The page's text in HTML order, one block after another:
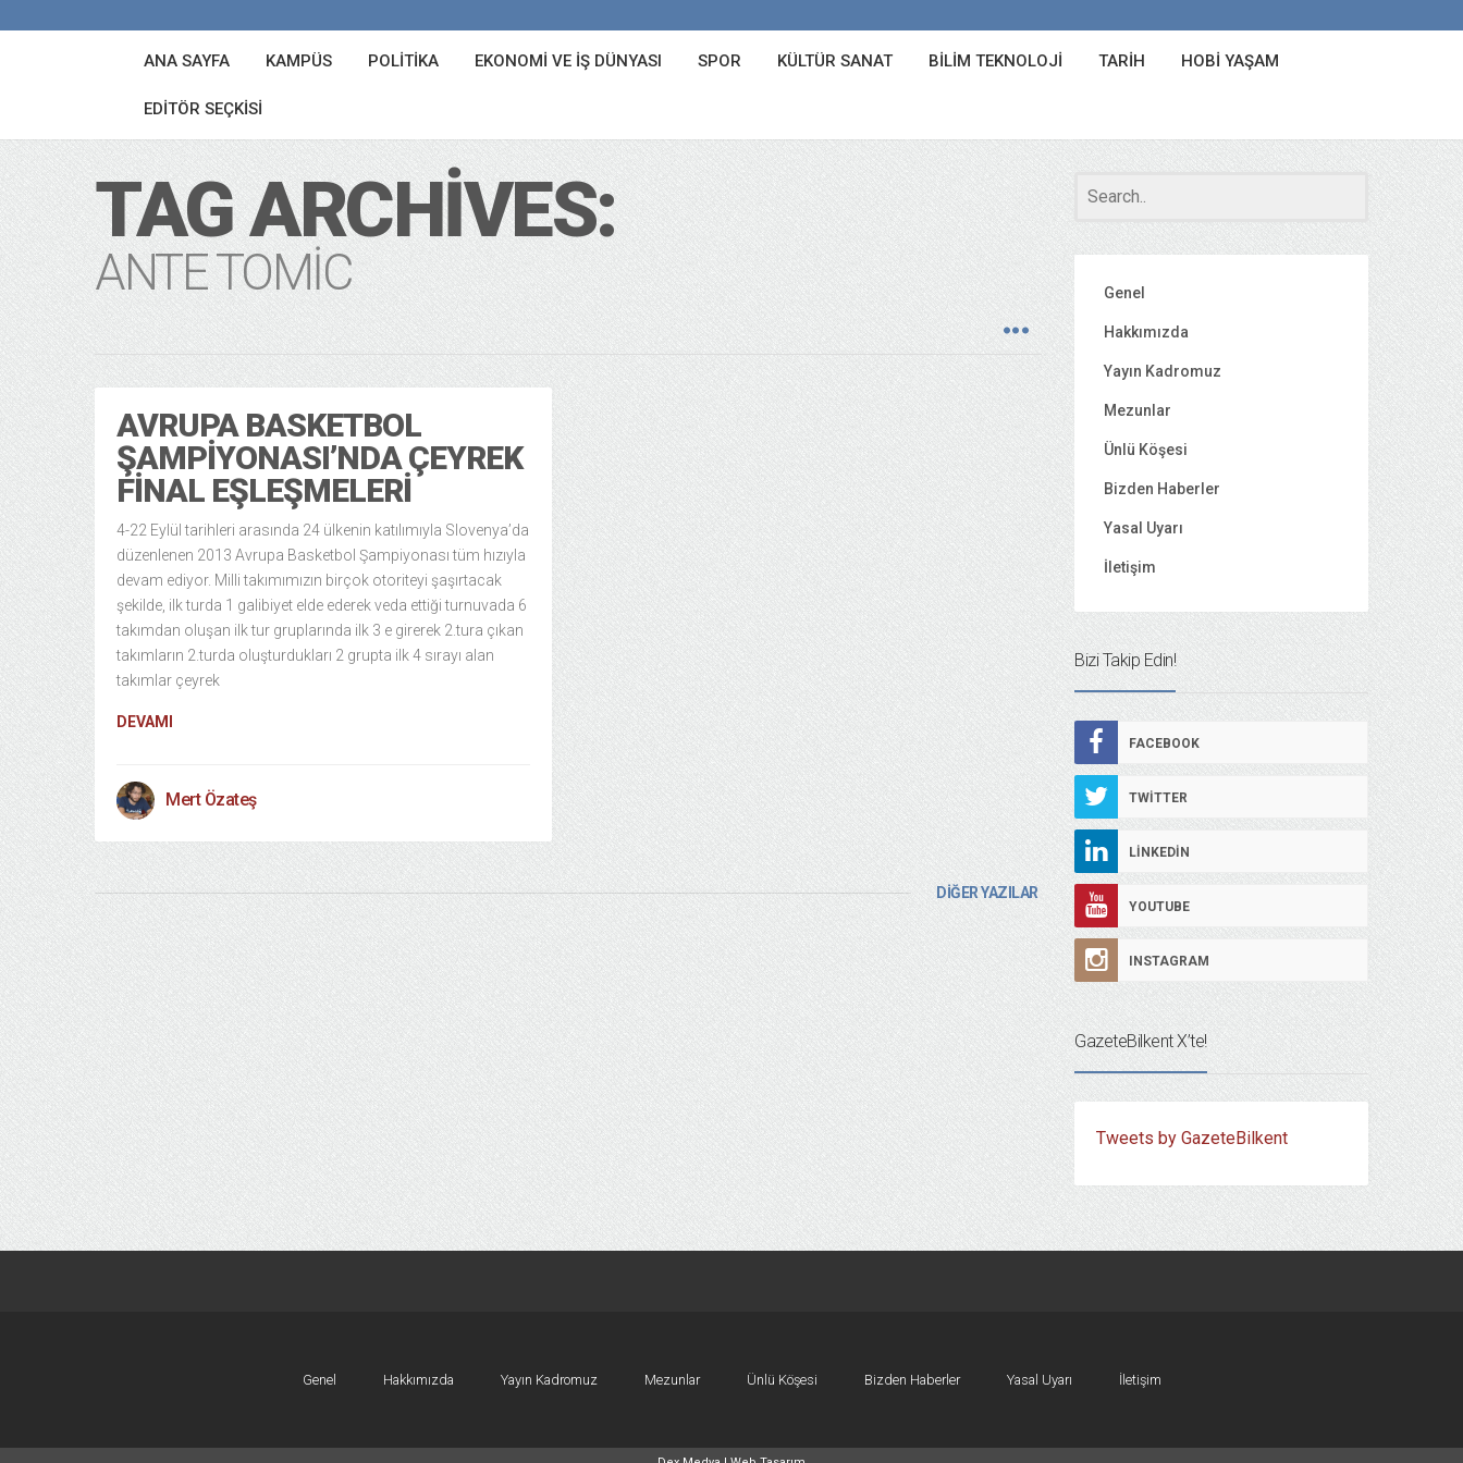
ANA SAYFA KAMPÜS POLITIKA EKONOMI VE İŞ DÜNYASI SPOR KÜLTÜR SANAT BILIM TEKNOLOJI TARIH HOBI YAŞAM
EDITÖR SEÇKISI
TAG ARCHIVES:
ANTE TOMIC
AVRUPA BASKETBOL
ŞAMPIYONASI’NDA ÇEYREK
FINAL EŞLEŞMELERI
4-22 Eylül tarihleri arasında 24 ülkenin katılımıyla Slovenya’da
düzenlenen 2013 Avrupa Basketbol Şampiyonası tüm hızıyla
devam ediyor. Milli takımımızın birçok otoriteyi şaşırtacak
şekilde, ilk turda 1 galibiyet elde ederek veda ettiği turnuvada 6
takımdan oluşan ilk tur gruplarında ilk 3 e girerek 2.tura çıkan
takımların 2.turda oluşturdukları 2 grupta ilk 4 sırayı alan
takımlar çeyrek
DEVAMI
Mert Özateş
DİĞER YAZILAR
Genel
Hakkımızda
Yayın Kadromuz
Mezunlar
Ünlü Köşesi
Bizden Haberler
Yasal Uyarı
İletişim
Bizi Takip Edin!
FACEBOOK
TWITTER
LINKEDIN
YOUTUBE
INSTAGRAM
GazeteBilkent X’te!
Tweets by GazeteBilkent
Genel Hakkımızda Yayın Kadromuz Mezunlar Ünlü Köşesi Bizden Haberler Yasal Uyarı İletişim